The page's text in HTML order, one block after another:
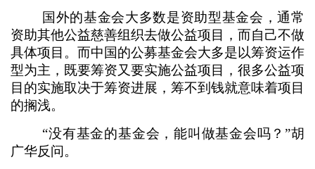
国外的基金会大多数是资助型基金会，通常
资助其他公益慈善组织去做公益项目，而自己不做
具体项目。而中国的公募基金会大多是以筹资运作
型为主，既要筹资又要实施公益项目，很多公益项
目的实施取决于筹资进展，筹不到钱就意味着项目
的搁浅。
“没有基金的基金会，能叫做基金会吗？”胡
广华反问。